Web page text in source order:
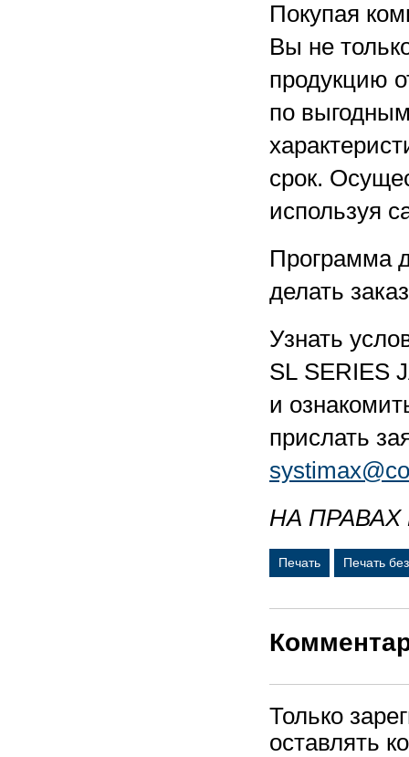
Покупая
Вы не
продукцию
по
срок.
используя
Программа
делать
Узнать
SL SERIES
и
прислать
НА
Печать Печать
Только
оставлять